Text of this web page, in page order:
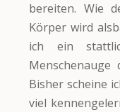
bereiten. Wie
Körper wird
ich ein
Bisher scheine
viel